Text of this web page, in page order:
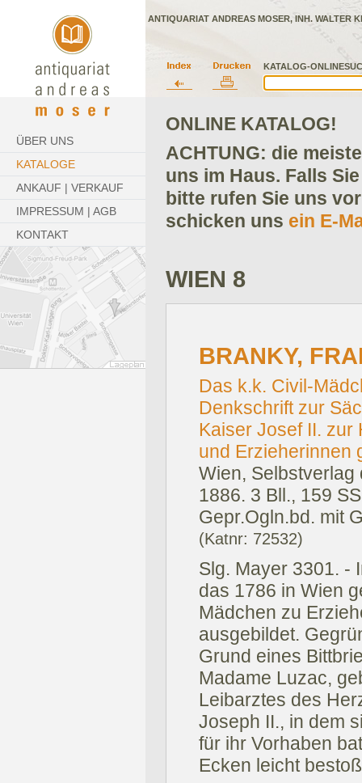
KATALOG-
ANTIQUARIAT ANDREAS MOSER, INH. WALTER
ÜBER UNS
KATALOGE
ANKAUF | VERKAUF
IMPRESSUM | AGB
KONTAKT
ONLINE KATALOG!
ACHTUNG: die
uns im Haus. Falls
bitte rufen Sie uns
schicken uns ein E-
WIEN 8
BRANKY,
Das k.k. Civil-
Denkschrift zur
Kaiser Josef II. zur
und Erzieherinnen
Wien,
1886. 3 Bll., 159
Gepr.Ogln.bd. mit
(Katnr: 72532)
Slg. Mayer 3301. -
das 1786 in Wien
Mädchen zu
ausgebildet.
Grund eines
Madame Luzac,
Leibarztes des
Joseph II., in dem
für ihr Vorhaben
Ecken leicht